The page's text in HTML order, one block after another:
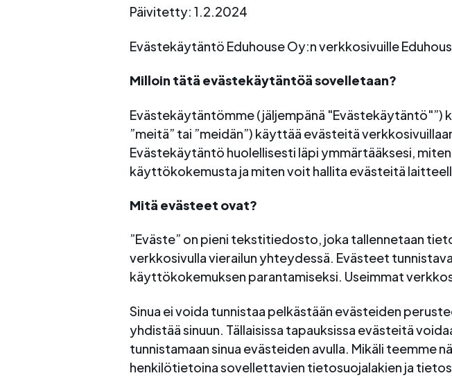
Päivitetty: 1.2.2024
Evästekäytäntö Eduhouse Oy:n verkkosivuille
Milloin tätä evästekäytäntöä sovelletaan?
Evästekäytäntömme (jäljempänä "Evästekäytäntö"”)
”meitä” tai ”meidän”) käyttää evästeitä
Evästekäytäntö huolellisesti läpi ymmärtääksesi,
käyttökokemusta ja miten voit hallita evästeitä
Mitä evästeet ovat?
”Eväste” on pieni tekstitiedosto, joka tallennetaan
verkkosivulla vierailun yhteydessä. Evästeet
käyttökokemuksen parantamiseksi. Useimmat
Sinua ei voida tunnistaa pelkästään evästeiden
yhdistää sinuun. Tällaisissa tapauksissa evästeitä
tunnistamaan sinua evästeiden avulla. Mikäli teemme
henkilötietoina sovellettavien tietosuojalakien ja